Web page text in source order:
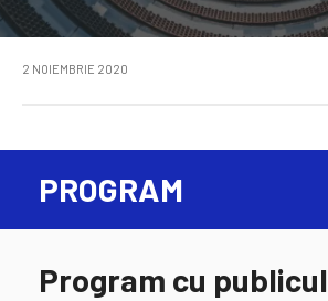
2 NOIEMBRIE 2020
PROGRAM
Program cu publicul